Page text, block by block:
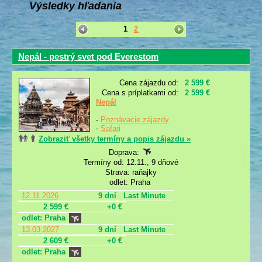
Výsledky hľadania
1 2
Nepál - pestrý svet pod Everestom
Cena zájazdu od:
2 599 €
Cena s príplatkami od:
2 599 €
Nepál
- Poznávacie zájazdy
- Safari
Zobraziť všetky termíny a popis zájazdu »
Doprava:
Termíny od: 12.11., 9 dňové
Strava: raňajky
odlet: Praha
12.11.2026
9 dní
Last Minute
2 599 €
+0 €
odlet: Praha
13.03.2027
9 dní
Last Minute
2 609 €
+0 €
odlet: Praha